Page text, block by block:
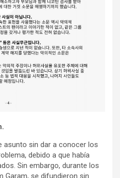
asunto sin dar a conocer los
debido a que había
Sin embargo, durante los